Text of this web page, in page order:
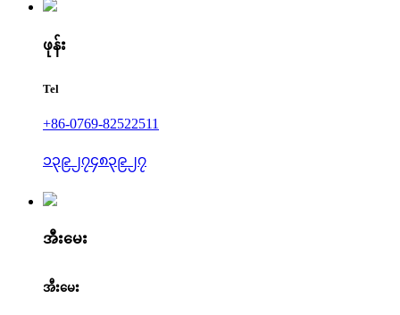
ဖုန်း
Tel
+86-0769-82522511
၁၃၉၂၇၄၈၃၉၂၇
အီးမေး
အီးမေး